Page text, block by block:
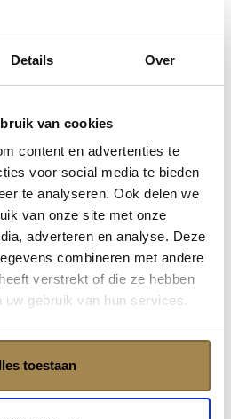
Details Over
van cookies
content en advertenties te
voor social media te bieden
te analyseren. Ook delen we
van onze site met onze
adverteren en analyse. Deze
combineren met andere
verstrekt of die ze hebben
gebruik van hun services.
toestaan
& zomer
en Kirgizië
en Centraal Mongolië
Midden- en Noord-